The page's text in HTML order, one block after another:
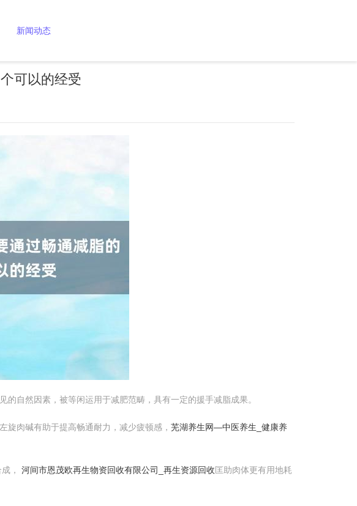
新闻动态
可以的经受
自然因素，被等闲运用于减肥范畴，具有一定的援手减脂成果。
旋肉碱有助于提高畅通耐力，减少疲顿感， 芜湖养生网—中医养生_健康养
， 河间市恩茂欧再生物资回收有限公司_再生资源回收匡助肉体更有用地耗